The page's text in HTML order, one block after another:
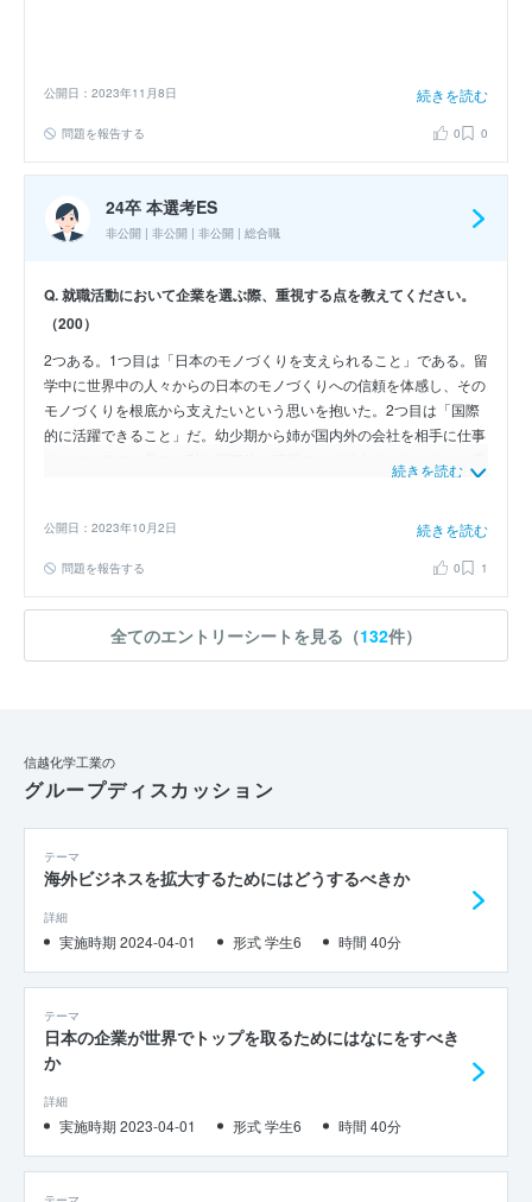
公開日：2023年11月8日 続きを読む
問題を報告する 0 0
24卒 本選考ES
非公開 | 非公開 | 非公開 | 総合職
Q. 就職活動において企業を選ぶ際、重視する点を教えてください。
（200）
2つある。1つ目は「日本のモノづくりを支えられること」である。留
学中に世界中の人々からの日本のモノづくりへの信頼を体感し、その
モノづくりを根底から支えたいという思いを抱いた。2つ目は「国際
的に活躍できること」だ。幼少期から姉が国内外の会社を相手に仕事
っていた。学生生活で磨いた英語を活かして国を選ばずに活躍する社
続きを読む
公開日：2023年10月2日 続きを読む
問題を報告する 0 1
全てのエントリーシートを見る（132件）
信越化学工業の
グループディスカッション
テーマ
海外ビジネスを拡大するためにはどうするべきか
詳細
実施時期 2024-04-01 形式 学生6 時間 40分
テーマ
日本の企業が世界でトップを取るためにはなにをすべき
か
詳細
実施時期 2023-04-01 形式 学生6 時間 40分